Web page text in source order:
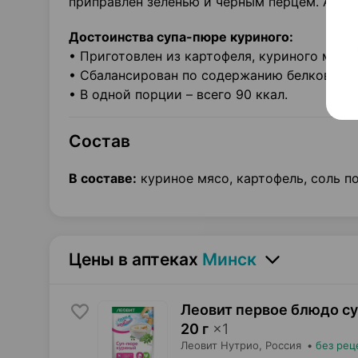
Достоинства супа-пюре куриного:
• Приготовлен из картофеля, куриного мяса
• Сбалансирован по содержанию белков,
• В одной порции – всего 90 ккал.
Состав
В составе: куриное мясо, картофель, соль
Цены в аптеках Минск
Леовит первое блюдо
20 г ×1
Леовит Нутрио , Россия • без